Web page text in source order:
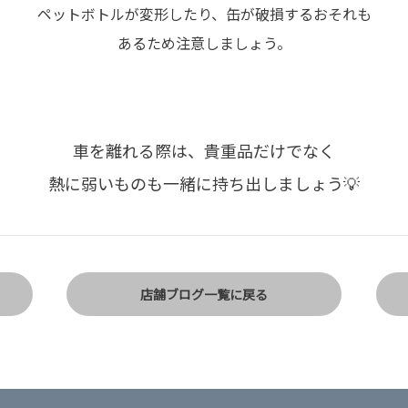
ペットボトルが変形したり、缶が破損するおそれも
あるため注意しましょう。
車を離れる際は、貴重品だけでなく
熱に弱いものも一緒に持ち出しましょう💡
店舗ブログ一覧に戻る